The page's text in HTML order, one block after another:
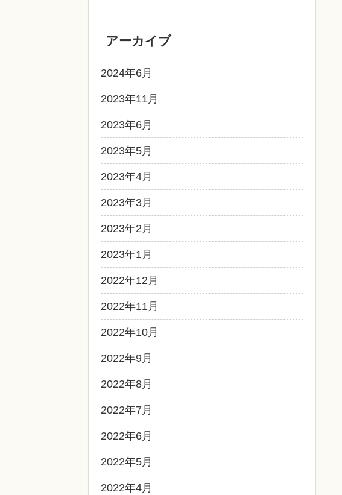
アーカイブ
2024年6月
2023年11月
2023年6月
2023年5月
2023年4月
2023年3月
2023年2月
2023年1月
2022年12月
2022年11月
2022年10月
2022年9月
2022年8月
2022年7月
2022年6月
2022年5月
2022年4月